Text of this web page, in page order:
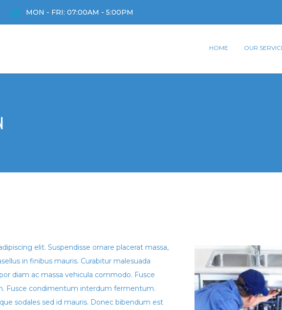
MON - FRI: 07:00AM - 5:00PM
HOME OUR
elit. Suspendisse ornare placerat massa,
in finibus mauris. Curabitur malesuada
diam ac massa vehicula commodo. Fusce
Fusce condimentum interdum fermentum.
sodales sed id mauris. Donec bibendum est